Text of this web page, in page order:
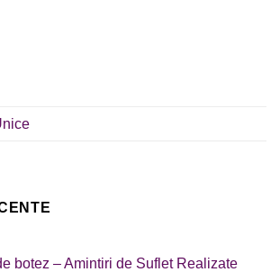
botez – Amintiri de Suflet Realizate